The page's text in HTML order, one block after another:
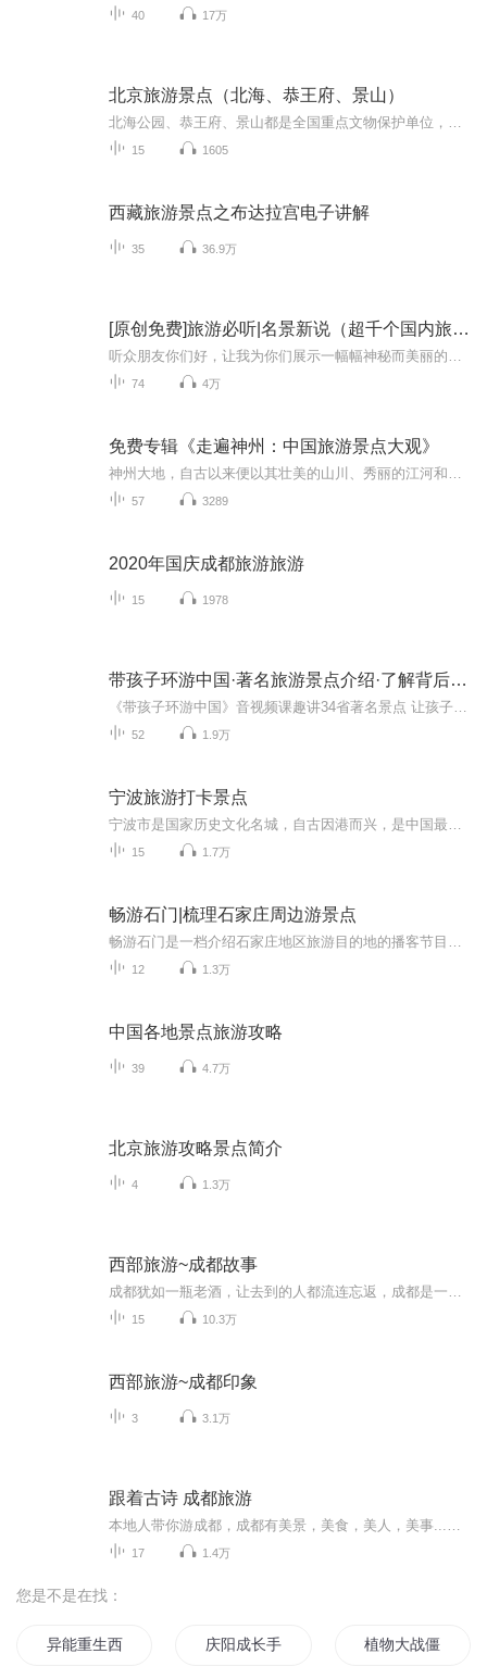
40 17万
北京旅游景点（北海、恭王府、景山）
15 1605
西藏旅游景点之布达拉宫电子讲解
35 36.9万
[原创免费]旅游必听|名景新说（超千个国内旅游景点
74 4万
免费专辑《走遍神州：中国旅游景点大观》
57 3289
2020年国庆成都旅游旅游
15 1978
带孩子环游中国·著名旅游景点介绍·了解背后历史故事
52 1.9万
宁波旅游打卡景点
15 1.7万
畅游石门|梳理石家庄周边游景点
12 1.3万
中国各地景点旅游攻略
39 4.7万
北京旅游攻略景点简介
4 1.3万
西部旅游~成都故事
15 10.3万
西部旅游~成都印象
3 3.1万
跟着古诗 成都旅游
17 1.4万
您是不是在找：
异能重生西门庆 庆阳成长手札 植物大战僵尸系